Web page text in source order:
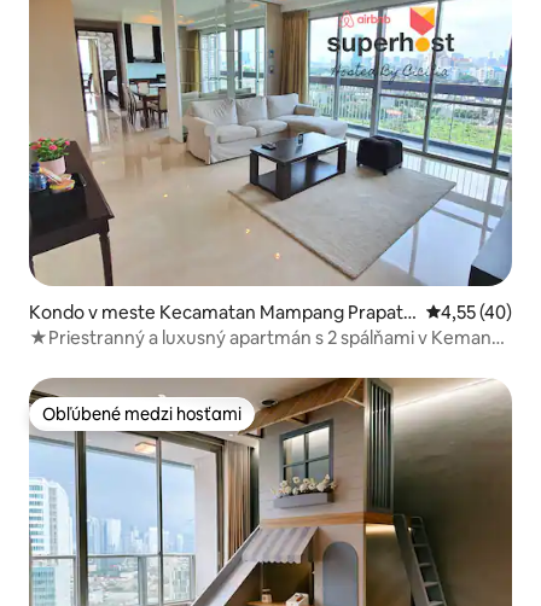
Kondo v meste Kecamatan Mampang Prapata
n
Priemerné
4,55 (40)
★Priestranný a luxusný apartmán s 2 spálňami v Kemang
Obľúbené medzi hosťami
Obľúbené medzi hosťami